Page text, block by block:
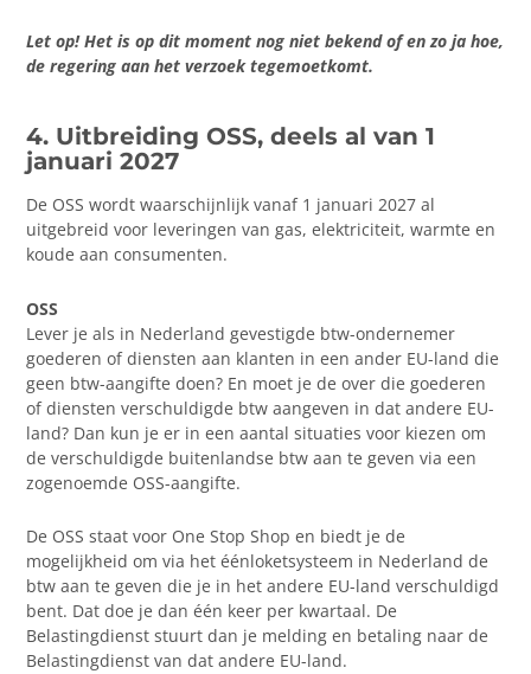
Let op! Het is op dit moment nog niet bekend of en zo ja hoe,
de regering aan het verzoek tegemoetkomt.
4. Uitbreiding OSS, deels al van 1
januari 2027
De OSS wordt waarschijnlijk vanaf 1 januari 2027 al
uitgebreid voor leveringen van gas, elektriciteit, warmte en
koude aan consumenten.
OSS
Lever je als in Nederland gevestigde btw-ondernemer
goederen of diensten aan klanten in een ander EU-land die
geen btw-aangifte doen? En moet je de over die goederen
of diensten verschuldigde btw aangeven in dat andere EU-
land? Dan kun je er in een aantal situaties voor kiezen om
de verschuldigde buitenlandse btw aan te geven via een
zogenoemde OSS-aangifte.
De OSS staat voor One Stop Shop en biedt je de
mogelijkheid om via het éénloketsysteem in Nederland de
btw aan te geven die je in het andere EU-land verschuldigd
bent. Dat doe je dan één keer per kwartaal. De
Belastingdienst stuurt dan je melding en betaling naar de
Belastingdienst van dat andere EU-land.